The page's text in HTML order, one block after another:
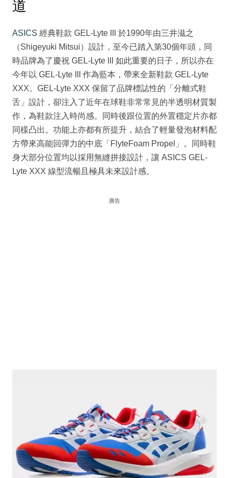
道
ASICS 經典鞋款 GEL-Lyte III 於1990年由三井滋之
（Shigeyuki Mitsui）設計，至今已踏入第30個年頭，同
時品牌為了慶祝 GEL-Lyte III 如此重要的日子，所以亦在
今年以 GEL-Lyte III 作為藍本，帶來全新鞋款 GEL-Lyte
XXX。GEL-Lyte XXX 保留了品牌標誌性的「分離式鞋
舌」設計，卻注入了近年在球鞋非常常見的半透明材質製
作，為鞋款注入時尚感。同時後跟位置的外置穩定片亦都
同樣凸出。功能上亦都有所提升，結合了輕量發泡材料配
方帶來高能回彈力的中底「FlyteFoam Propel」。同時鞋
身大部分位置均以採用無縫拼接設計，讓 ASICS GEL-
Lyte XXX 線型流暢且極具未來設計感。
廣告